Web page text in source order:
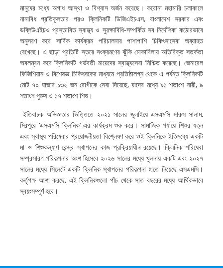
মানুষের মধ্যে অগাধ আস্থা ও বিশ্বাস অর্জন করেছে। করোনা মহামারি চলাকালে
নানাবিধ
প্রতিকূলতার পরও ক্লিনিকটি ডিজিএইচএস, বাংলাদেশ সরকার
এবং
ডব্লিউএইচও প্রস্তাবিত স্বাস্থ্য ও সুরক্ষাবিধি-সম্পর্কিত সব নির্দেশিকা কঠোরভাবে
অনুসরণ
করে সার্বিক কার্যক্রম পরিচালনার পাশাপাশি চিকিৎসাসেবা
অব্যাহত
রেখেছে। এ ছাড়া প্রতিটি স্তরে সংক্রমণের ঝুঁকি মোকাবিলায় অতিরিক্ত সতর্কতা
অবলম্বন করে ক্লিনিকটি গর্ভবতী মায়েদের স্বাস্থ্যসেবা নিশ্চিত করেছে। জেনারেল
ফিজিশিয়ান ও বিশেষজ্ঞ চিকিৎসকের মাধ্যমে প্রতিষ্ঠালগ্ন থেকে এ পর্যন্ত ক্লিনিকটি
মোট ৭০ হাজার ১৩২ জন রোগীকে সেবা দিয়েছে, যাদের মধ্যে ৯১ শতাংশ নারী, ৯
শতাংশ পুরুষ ও ১৭ শতাংশ শিশু।
ইতিবাচক অভিজ্ঞতার ভিত্তিতে ২০২১ সালের জুলাইয়ে এসএমসি দারুস সালাম,
মিরপুরে ‘এসএমসি ক্লিনিক’-এর কার্যক্রম শুরু করে। সামাজিক পর্যায়ে শিশুর যত্ন
এবং স্বাস্থ্য পরিষেবার প্রয়োজনীয়তা বিশ্লেষণ করে ওই ক্লিনিকে ইতিমধ্যে একটি
মা ও শিশুকল্যাণ কেন্দ্র স্থাপনের কাজ প্রক্রিয়াধীন রয়েছে। ক্লিনিক পরিষেবা
সম্প্রসারণ পরিকল্পনার অংশ হিসেবে ২০২৬ সালের মধ্যে খুলনায় একটি এবং ২০২৭
সালের মধ্যে সিলেটে একটি ক্লিনিক স্থাপনের পরিকল্পনা হাতে নিয়েছে এসএমসি।
কর্তৃপক্ষ আশা করছে, এই ক্লিনিকগুলো পাঁচ থেকে সাত বছরের মধ্যে আর্থিকভাবে
স্বয়ংসম্পূর্ণ হবে।